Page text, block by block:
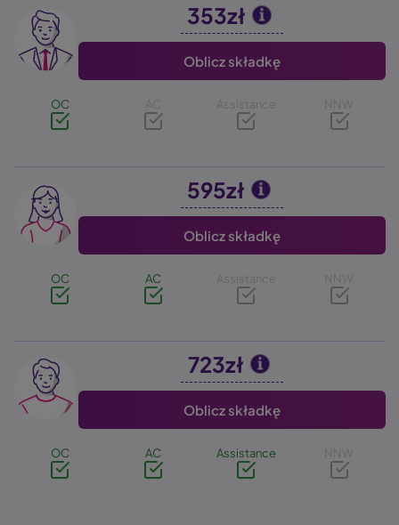
Image 353zł
Oblicz składkę
OC AC Assistance NNW
Image 595zł
Oblicz składkę
OC AC Assistance NNW
Image 723zł
Oblicz składkę
OC AC Assistance NNW